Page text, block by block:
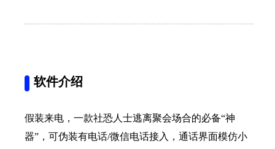
软件介绍
假装来电，一款社恐人士逃离聚会场合的必备“神
器”，可伪装有电话/微信电话接入，通话界面模仿小